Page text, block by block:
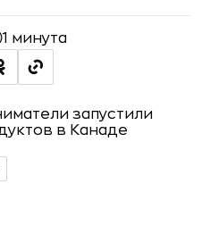
1 минута